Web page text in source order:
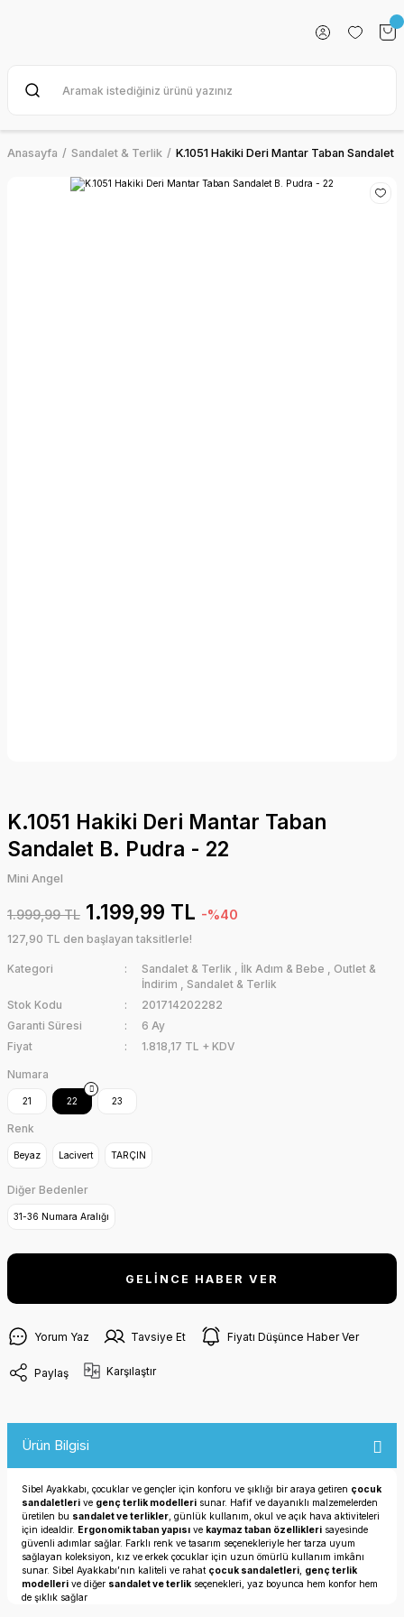
Anasayfa Sandalet & Terlik K.1051 Hakiki Deri Mantar Taban Sandalet
K.1051 Hakiki Deri Mantar Taban
Sandalet B. Pudra - 22
Mini Angel
1.999,99 TL 1.199,99 TL -%40
127,90 TL den başlayan taksitlerle!
Kategori Sandalet & Terlik , İlk Adım & Bebe , Outlet &
İndirim , Sandalet & Terlik
Stok Kodu
201714202282
Garanti Süresi
6 Ay
Fiyat
1.818,17 TL + KDV
Numara
21 22 23
Renk
Beyaz Lacivert TARÇIN
Diğer Bedenler
31-36 Numara Aralığı
GELİNCE HABER VER
Yorum Yaz Tavsiye Et Fiyatı Düşünce Haber Ver
Paylaş Karşılaştır
Ürün Bilgisi
Sibel Ayakkabı, çocuklar ve gençler için konforu ve şıklığı bir araya getiren çocuk
sandaletleri ve genç terlik modelleri sunar. Hafif ve dayanıklı malzemelerden
üretilen bu sandalet ve terlikler , günlük kullanım, okul ve açık hava aktiviteleri
için idealdir. Ergonomik taban yapısı ve kaymaz taban özellikleri sayesinde
güvenli adımlar sağlar. Farklı renk ve tasarım seçenekleriyle her tarza uyum
sağlayan koleksiyon, kız ve erkek çocuklar için uzun ömürlü kullanım imkânı
sunar. Sibel Ayakkabı’nın kaliteli ve rahat çocuk sandaletleri genç terlik
modelleri ve diğer sandalet ve terlik seçenekleri, yaz boyunca hem konfor hem
de şıklık sağlar